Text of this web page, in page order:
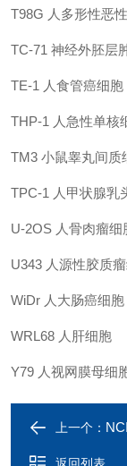
T98G 人多形性恶
TC-71 神经外胚层
TE-1 人食管癌细胞
THP-1 人急性单核
TM3 小鼠睾丸间质
TPC-1 人甲状腺乳
U-2OS 人骨肉瘤细
U343 人源性胶质
WiDr 人大肠癌细胞
WRL68 人肝细胞
Y79 人视网膜母细
上一个：